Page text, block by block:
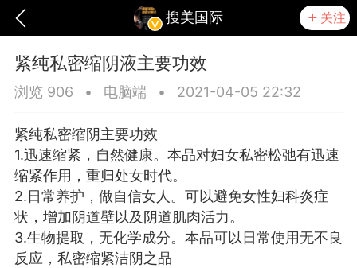
搜美国际 关注
紧纯私密缩阴液主要功效
浏览 906 • 电脑端 • 2021-04-05 22:32
紧纯私密缩阴主要功效
1.迅速缩紧，自然健康。本品对妇女私密松弛有迅速
缩紧作用，重归处女时代。
2.日常养护，做自信女人。可以避免女性妇科炎症
状，增加阴道壁以及阴道肌肉活力。
3.生物提取，无化学成分。本品可以日常使用无不良
反应，私密缩紧洁阴之品